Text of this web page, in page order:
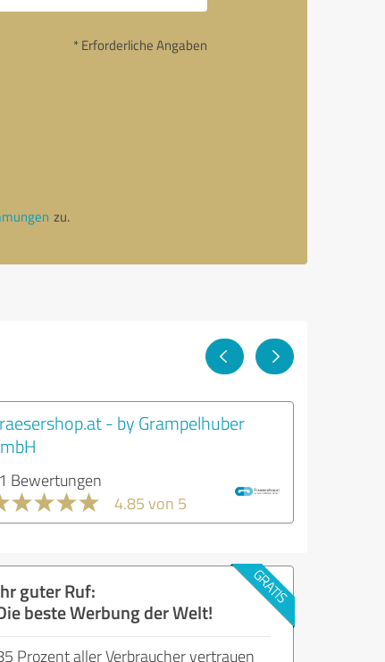
* Erforderliche Angaben
zu.
- by Grampelhuber
Bewertungen
4.85 von 5
guter Ruf:
beste Werbung der Welt!
Prozent aller Verbraucher vertrauen